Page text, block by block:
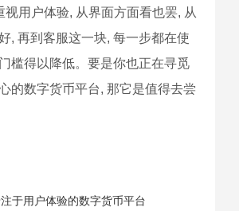
视用户体验, 从界面方面看也罢, 从
, 再到客服这一块, 每一步都在使
槛得以降低。要是你也正在寻觅
的数字货币平台, 那它是值得去尝
于用户体验的数字货币平台